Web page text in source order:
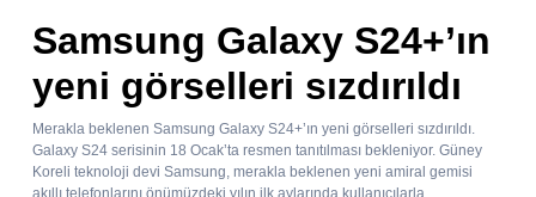
Samsung Galaxy S24+’ın
yeni görselleri sızdırıldı
Merakla beklenen Samsung Galaxy S24+’ın yeni görselleri sızdırıldı.
Galaxy S24 serisinin 18 Ocak’ta resmen tanıtılması bekleniyor. Güney
Koreli teknoloji devi Samsung, merakla beklenen yeni amiral gemisi
akıllı telefonlarını önümüzdeki yılın ilk aylarında kullanıcılarla